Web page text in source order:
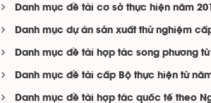
Danh mục đề tài cơ sở thực hiện năm
Danh mục dự án sản xuất thử nghiệm
Danh mục đề tài hợp tác song phương
Danh mục đề tài cấp Bộ thực hiện từ
Danh mục đề tài hợp tác quốc tế theo